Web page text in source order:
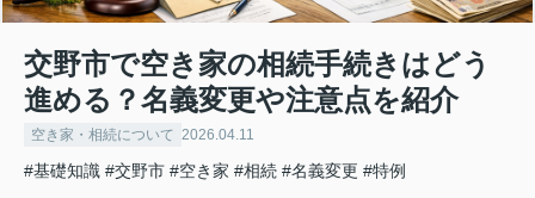
交野市で空き家の相続手続きはどう
進める？名義変更や注意点を紹介
空き家・相続について 2026.04.11
#基礎知識 #交野市 #空き家 #相続 #名義変更 #特例